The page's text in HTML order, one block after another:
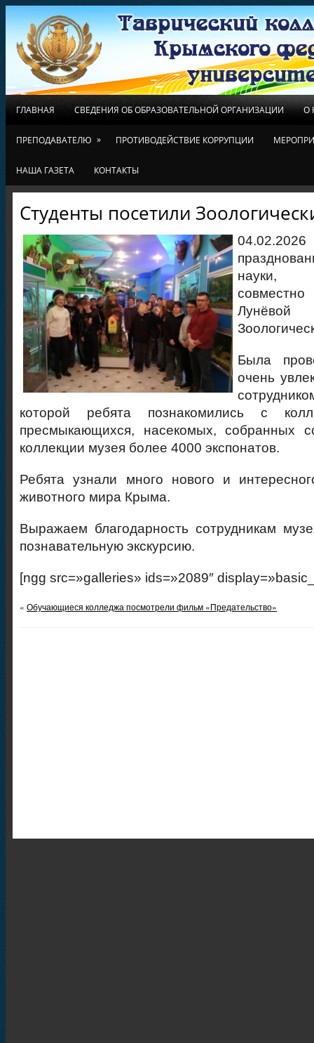
ГЛАВНАЯ СВЕДЕНИЯ ОБ ОБРАЗОВАТЕЛЬНОЙ ОРГАНИЗАЦИИ О
ПРЕПОДАВАТЕЛЮ » ПРОТИВОДЕЙСТВИЕ КОРРУПЦИИ
НАША ГАЗЕТА КОНТАКТЫ
Студенты посетили
науки,
Была
очень
которой ребята познакомились с
пресмыкающихся, насекомых, собранных
коллекции музея более 4000 экспонатов.
Ребята узнали много нового и
животного мира Крыма.
Выражаем благодарность сотрудникам
познавательную экскурсию.
[ngg src=»galleries» ids=»2089″
« Обучающиеся колледжа посмотрели фильм «Предательство»